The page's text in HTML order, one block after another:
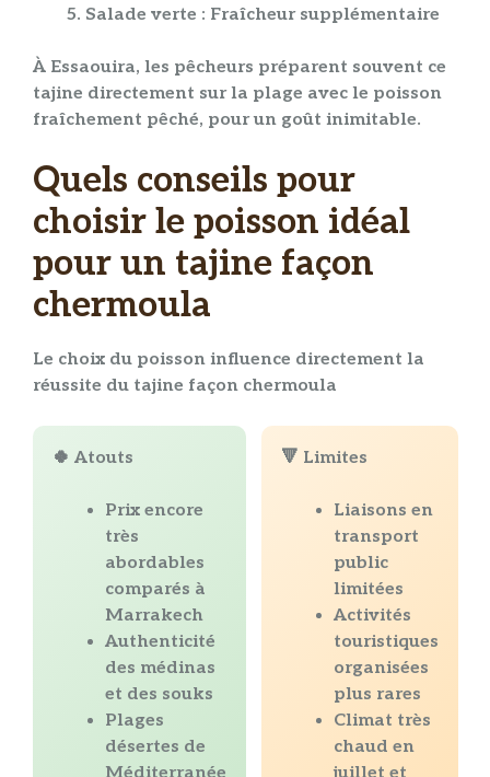
Salade verte : Fraîcheur supplémentaire
À Essaouira, les pêcheurs préparent souvent ce
tajine directement sur la plage avec le poisson
fraîchement pêché, pour un goût inimitable.
Quels conseils pour
choisir le poisson idéal
pour un tajine façon
chermoula
Le choix du poisson influence directement la
réussite du tajine façon chermoula
🍀 Atouts
Prix encore
très
abordables
comparés à
Marrakech
Authenticité
des médinas
et des souks
Plages
désertes de
🔻 Limites
Liaisons en
transport
public
limitées
Activités
touristiques
organisées
plus rares
Climat très
chaud en